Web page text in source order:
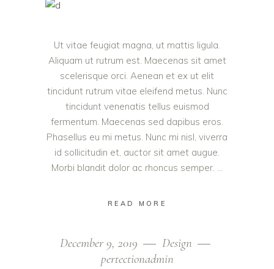
Ut vitae feugiat magna, ut mattis ligula.
Aliquam ut rutrum est. Maecenas sit amet
scelerisque orci. Aenean et ex ut elit
tincidunt rutrum vitae eleifend metus. Nunc
tincidunt venenatis tellus euismod
fermentum. Maecenas sed dapibus eros.
Phasellus eu mi metus. Nunc mi nisl, viverra
id sollicitudin et, auctor sit amet augue.
Morbi blandit dolor ac rhoncus semper.
READ MORE
December 9, 2019
Design
pertectionadmin